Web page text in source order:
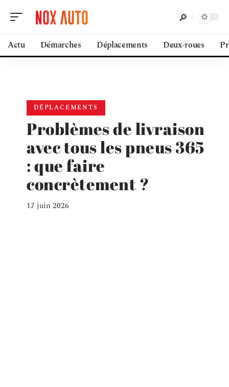
Actu Démarches Déplacements Deux-roues
DÉPLACEMENTS
Problèmes de livraison
avec tous les pneus 365
: que faire
concrètement ?
17 juin 2026